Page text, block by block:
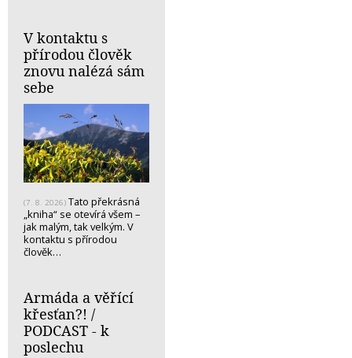
V kontaktu s
přírodou člověk
znovu nalézá sám
sebe
(7. 8. 2026) Tato překrásná
„kniha“ se otevírá všem –
jak malým, tak velkým. V
kontaktu s přírodou
člověk…
Armáda a věřící
křesťan?! /
PODCAST - k
poslechu